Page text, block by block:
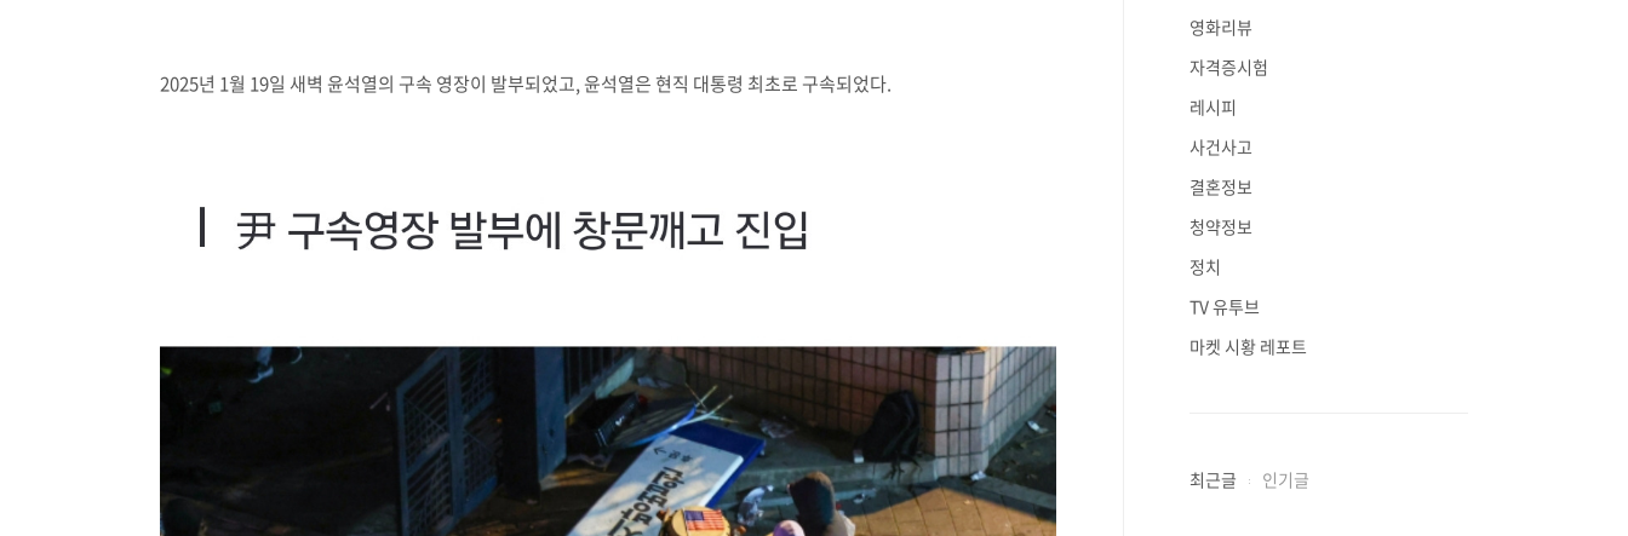
2025년 1월 19일 새벽 윤석열의 구속 영장이 발부되었고, 윤석열은 현직 대통령 최초로 구속되었다.
영화리뷰
자격증시험
레시피
사건사고
결혼정보
청약정보
정치
TV 유투브
마켓 시황 레포트
최근글 인기글